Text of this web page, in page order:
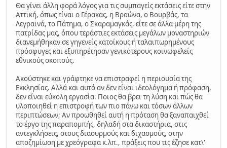
Θα γίνει άλλη φορά λόγος για τις συμπαγείς εκτάσεις είτε στην
Αττική, όπως είναι ο Γέρακας, η Βραώνα, ο Βουρβάς, τα
Λεγραινά, το Πάτημα, ο Σκαραμαγκάς, είτε σε άλλα μέρη της
πατρίδας μας, όπου τεράστιες εκτάσεις μεγάλων μοναστηριών
διανεμήθηκαν σε γηγενείς κατοίκους ή ταλαιπωρημένους
πρόσφυγες και εξυπηρέτησαν γενικότερους κοινωφελείς
εθνικούς σκοπούς.
Ακούστηκε και γράφτηκε να επιστραφεί η περιουσία της
Εκκλησίας. Αλλά και αυτό αν δεν είναι ιδεολόγημα ή πρόφαση,
δεν είναι εύκολη εργασία. Ποιος θα βρει τη λύση και πώς θα
υλοποιηθεί η επιστροφή των πιο πάνω και τόσων άλλων
περιπτώσεων; Αν προωθηθεί αυτή η πρόταση θα ξαναπαιχθεί
το έργο της παραπομπής, δηλαδή στα δικαστήρια, στις
αντεγκλήσεις, στους διασυρμούς και διχασμούς, στην
αποζημίωση με χρεόγραφα κ.λπ., πράξεις που τις έζησε κατ\'